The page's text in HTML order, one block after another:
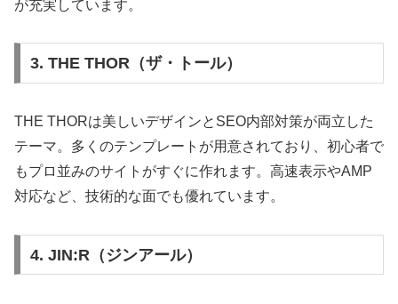
が充実しています。
3. THE THOR（ザ・トール）
THE THORは美しいデザインとSEO内部対策が両立した
テーマ。多くのテンプレートが用意されており、初心者で
もプロ並みのサイトがすぐに作れます。高速表示やAMP
対応など、技術的な面でも優れています。
4. JIN:R（ジンアール）